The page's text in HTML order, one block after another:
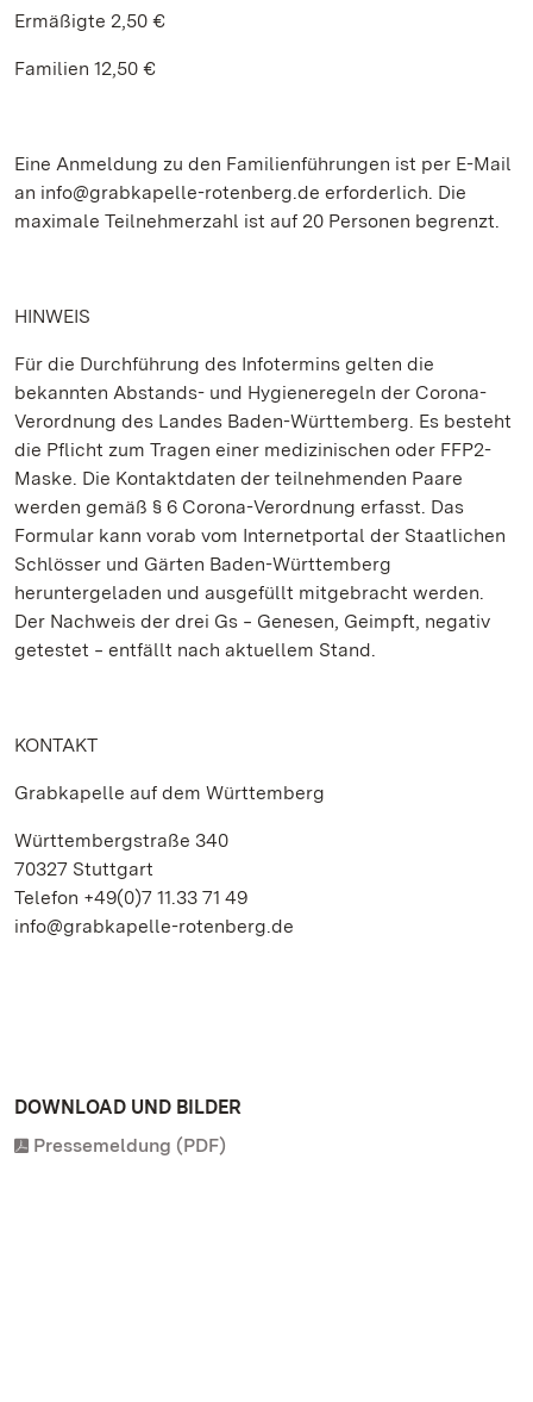
Ermäßigte 2,50 €
Familien 12,50 €
Eine Anmeldung zu den Familienführungen ist per E-Mail
an info@grabkapelle-rotenberg.de erforderlich. Die
maximale Teilnehmerzahl ist auf 20 Personen begrenzt.
HINWEIS
Für die Durchführung des Infotermins gelten die
bekannten Abstands- und Hygieneregeln der Corona-
Verordnung des Landes Baden-Württemberg. Es besteht
die Pflicht zum Tragen einer medizinischen oder FFP2-
Maske. Die Kontaktdaten der teilnehmenden Paare
werden gemäß § 6 Corona-Verordnung erfasst. Das
Formular kann vorab vom Internetportal der Staatlichen
Schlösser und Gärten Baden-Württemberg
heruntergeladen und ausgefüllt mitgebracht werden.
Der Nachweis der drei Gs ‒ Genesen, Geimpft, negativ
getestet ‒ entfällt nach aktuellem Stand.
KONTAKT
Grabkapelle auf dem Württemberg
Württembergstraße 340
70327 Stuttgart
Telefon +49(0)7 11.33 71 49
info@grabkapelle-rotenberg.de
DOWNLOAD UND BILDER
Pressemeldung (PDF)